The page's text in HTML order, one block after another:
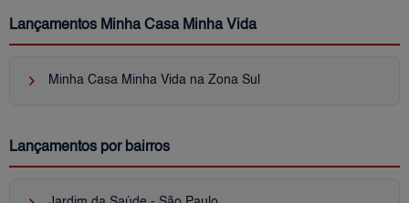
Lançamentos Minha Casa Minha Vida
keyboard_arrow_right Minha Casa Minha Vida na Zona Sul
Lançamentos por bairros